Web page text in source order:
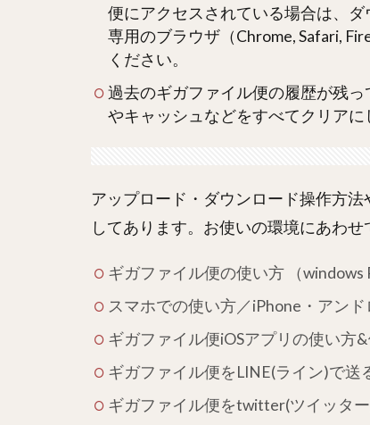
便にアクセスされている場合は、ダ
専用のブラウザ（Chrome, Safari,
ください。
過去のギガファイル便の履歴が残
やキャッシュなどをすべてクリアに
アップロード・ダウンロード操作方
してあります。お使いの環境にあわ
ギガファイル便の使い方 （windows
スマホでの使い方／iPhone・アン
ギガファイル便iOSアプリの使い方
ギガファイル便をLINE(ライン)で送
ギガファイル便をtwitter(ツイッタ